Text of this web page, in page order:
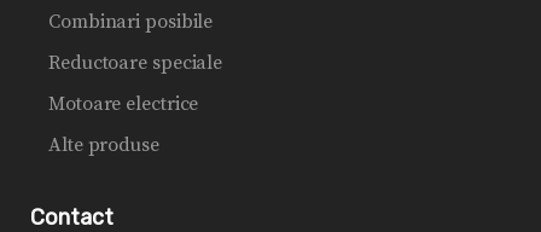
Combinari posibile
Reductoare speciale
Motoare electrice
Alte produse
Contact